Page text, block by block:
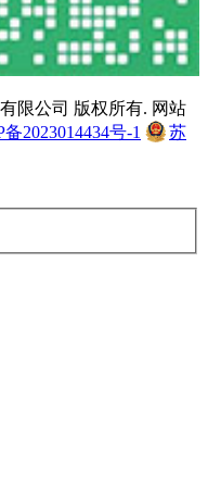
限公司 版权所有. 网站
2023014434号-1
苏